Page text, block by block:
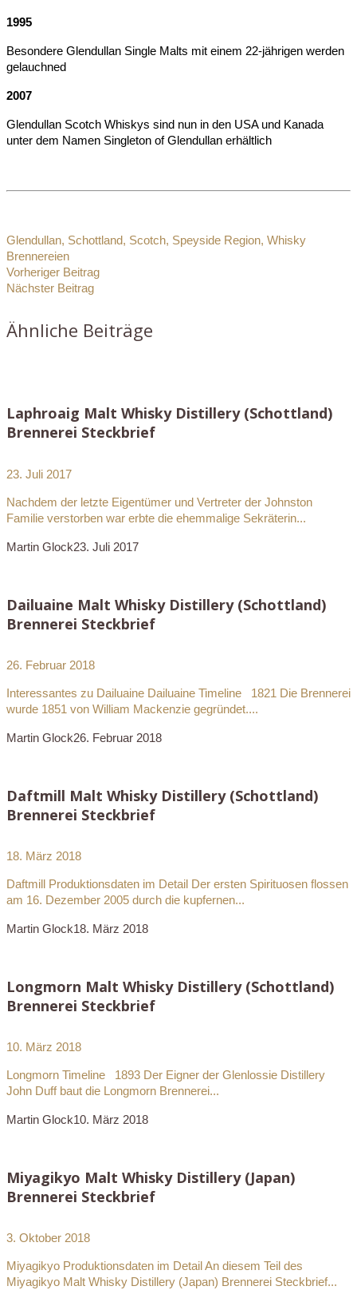
1995
Besondere Glendullan Single Malts mit einem 22-jährigen werden
gelauchned
2007
Glendullan Scotch Whiskys sind nun in den USA und Kanada
unter dem Namen Singleton of Glendullan erhältlich
Glendullan, Schottland, Scotch, Speyside Region, Whisky
Brennereien
Vorheriger Beitrag
Nächster Beitrag
Ähnliche Beiträge
Laphroaig Malt Whisky Distillery (Schottland)
Brennerei Steckbrief
23. Juli 2017
Nachdem der letzte Eigentümer und Vertreter der Johnston
Familie verstorben war erbte die ehemmalige Sekräterin...
Martin Glock23. Juli 2017
Dailuaine Malt Whisky Distillery (Schottland)
Brennerei Steckbrief
26. Februar 2018
Interessantes zu Dailuaine Dailuaine Timeline 1821 Die Brennerei
wurde 1851 von William Mackenzie gegründet....
Martin Glock26. Februar 2018
Daftmill Malt Whisky Distillery (Schottland)
Brennerei Steckbrief
18. März 2018
Daftmill Produktionsdaten im Detail Der ersten Spirituosen flossen
am 16. Dezember 2005 durch die kupfernen...
Martin Glock18. März 2018
Longmorn Malt Whisky Distillery (Schottland)
Brennerei Steckbrief
10. März 2018
Longmorn Timeline 1893 Der Eigner der Glenlossie Distillery
John Duff baut die Longmorn Brennerei...
Martin Glock10. März 2018
Miyagikyo Malt Whisky Distillery (Japan)
Brennerei Steckbrief
3. Oktober 2018
Miyagikyo Produktionsdaten im Detail An diesem Teil des
Miyagikyo Malt Whisky Distillery (Japan) Brennerei Steckbrief...